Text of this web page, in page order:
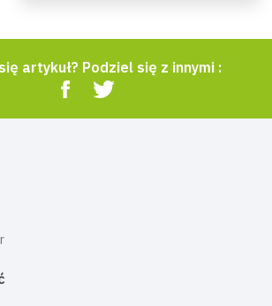
artykuł? Podziel się z innymi :